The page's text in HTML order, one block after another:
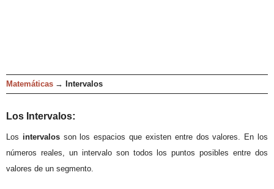
Matemáticas → Intervalos
Los Intervalos:
Los intervalos son los espacios que existen entre dos valores. En los
números reales, un intervalo son todos los puntos posibles entre dos
valores de un segmento.